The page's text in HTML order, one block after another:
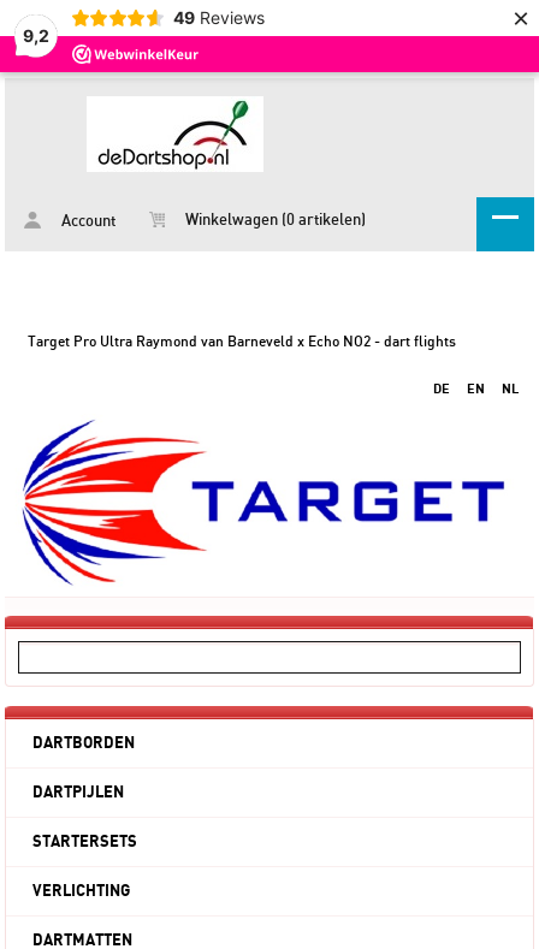
9,2
49 Reviews ×
Account Winkelwagen (0 artikelen)
Target Pro Ultra Raymond van Barneveld x Echo NO2 - dart flights
DE EN NL
DARTBORDEN
DARTPIJLEN
STARTERSETS
VERLICHTING
DARTMATTEN